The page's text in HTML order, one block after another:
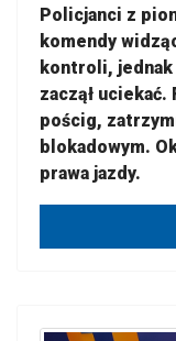
Policjanci z
komendy
kontroli,
zaczął
pościg,
blokadowym.
prawa jazdy.